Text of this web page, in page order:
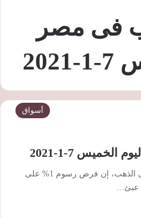
فى مصر
أسواق
7-1-2021
وقال ممدوح عبد الله أحد منتجى الذهب، إن فرض رسوم 1% على
عبئ…